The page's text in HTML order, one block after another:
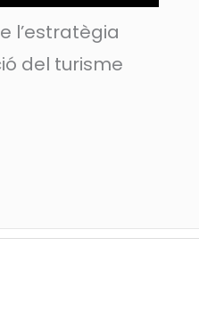
l’estratègia
del turisme